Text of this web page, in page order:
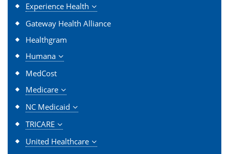
Experience Health
Gateway Health Alliance
Healthgram
Humana
MedCost
Medicare
NC Medicaid
TRICARE
United Healthcare